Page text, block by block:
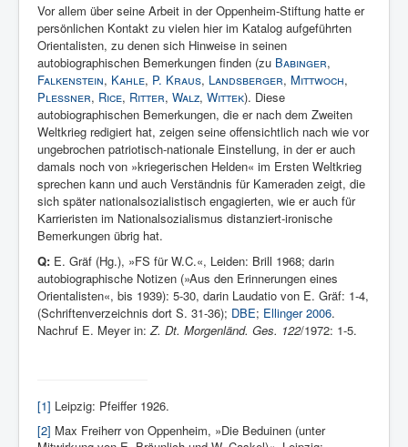
Vor allem über seine Arbeit in der Oppenheim-Stiftung hatte er
persönlichen Kontakt zu vielen hier im Katalog aufgeführten
Orientalisten, zu denen sich Hinweise in seinen
autobiographischen Bemerkungen finden (zu Babinger,
Falkenstein, Kahle, P. Kraus, Landsberger, Mittwoch,
Plessner, Rice, Ritter, Walz, Wittek). Diese
autobiographischen Bemerkungen, die er nach dem Zweiten
Weltkrieg redigiert hat, zeigen seine offensichtlich nach wie vor
ungebrochen patriotisch-nationale Einstellung, in der er auch
damals noch von »kriegerischen Helden« im Ersten Weltkrieg
sprechen kann und auch Verständnis für Kameraden zeigt, die
sich später nationalsozialistisch engagierten, wie er auch für
Karrieristen im Nationalsozialismus distanziert-ironische
Bemerkungen übrig hat.
Q: E. Gräf (Hg.), »FS für W.C.«, Leiden: Brill 1968; darin
autobiographische Notizen (»Aus den Erinnerungen eines
Orientalisten«, bis 1939): 5-30, darin Laudatio von E. Gräf: 1-4,
(Schriftenverzeichnis dort S. 31-36); DBE; Ellinger 2006.
Nachruf E. Meyer in: Z. Dt. Morgenländ. Ges. 122/1972: 1-5.
[1] Leipzig: Pfeiffer 1926.
[2] Max Freiherr von Oppenheim, »Die Beduinen (unter